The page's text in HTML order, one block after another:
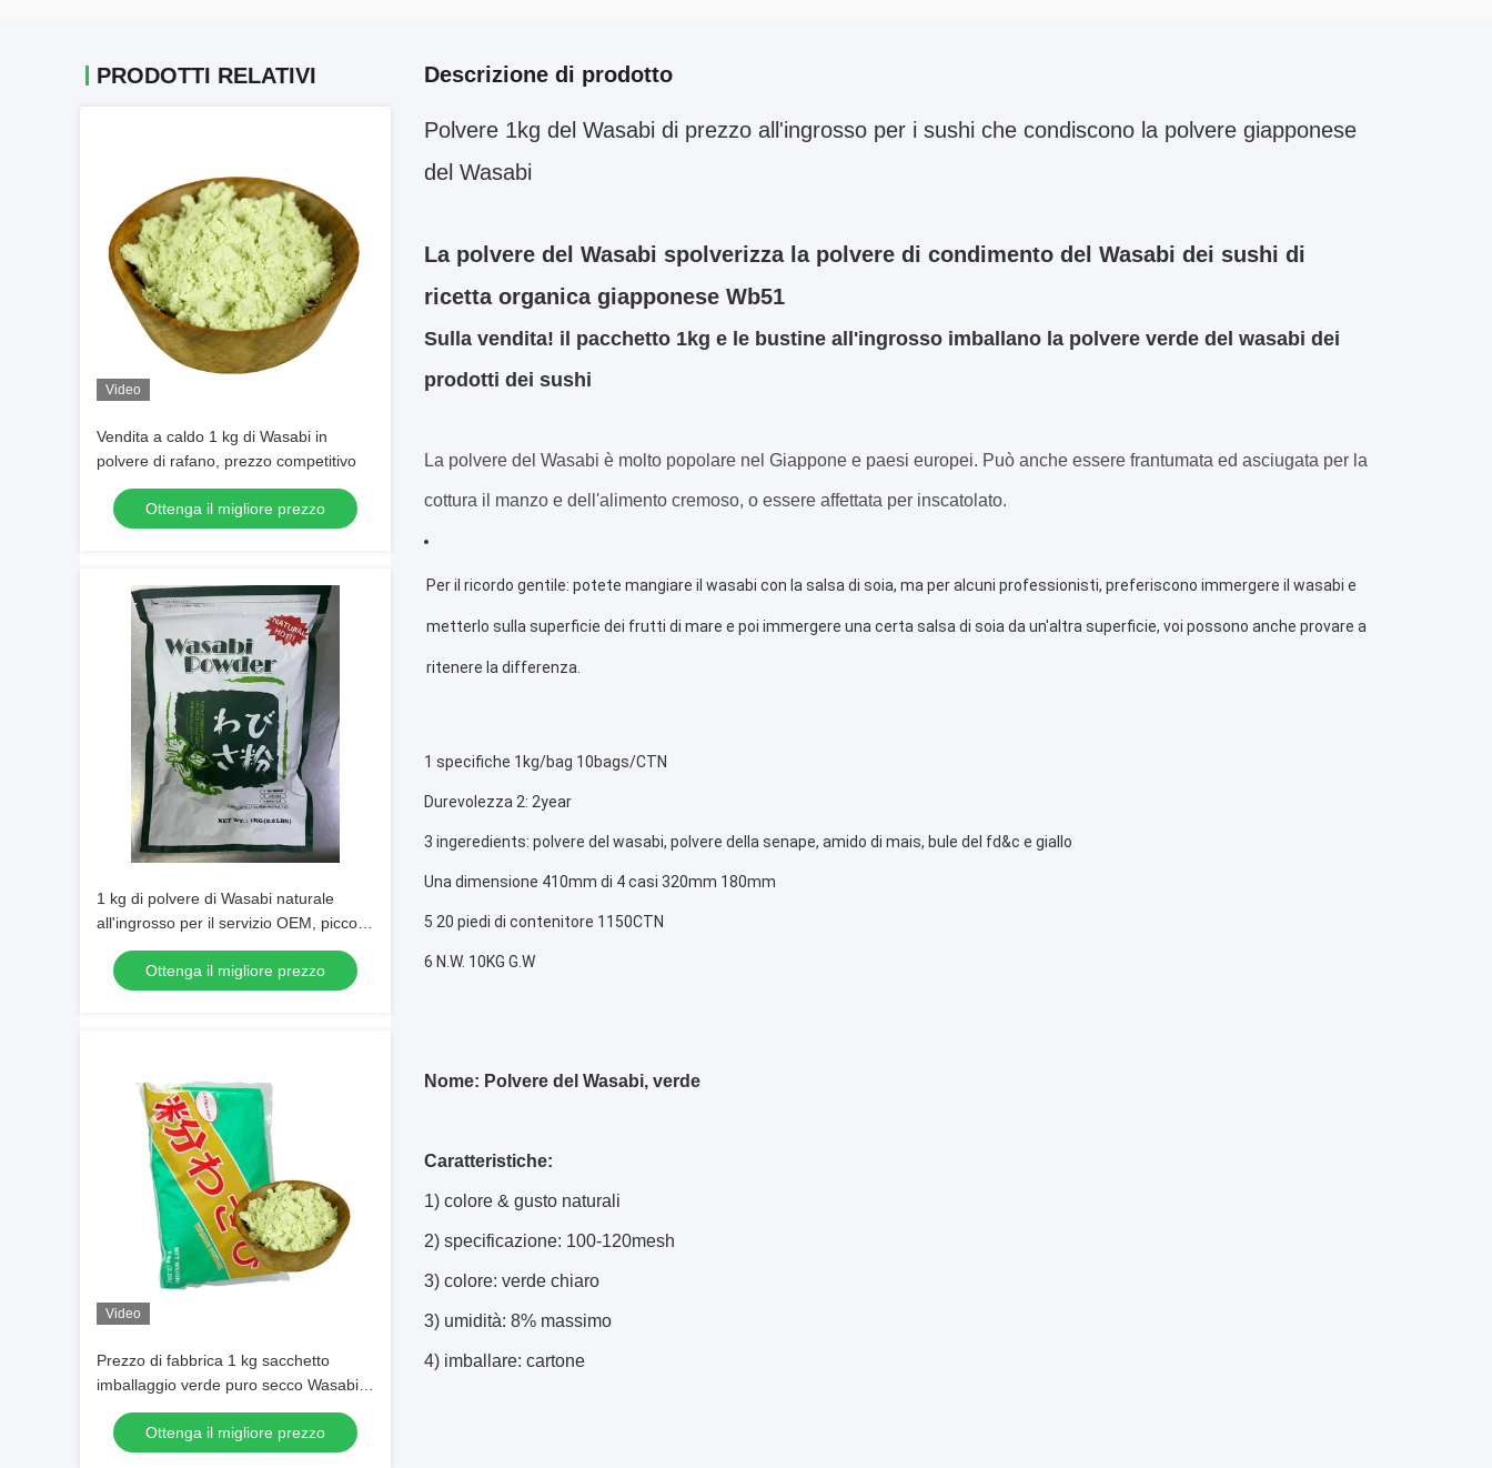
PRODOTTI RELATIVI
Video
Vendita a caldo 1 kg di Wasabi in
polvere di rafano, prezzo competitivo
Ottenga il migliore prezzo
1 kg di polvere di Wasabi naturale
all'ingrosso per il servizio OEM, piccolo
ordine accettabile
Ottenga il migliore prezzo
Video
Prezzo di fabbrica 1 kg sacchetto
imballaggio verde puro secco Wasabi
polvere 100 mesh
Ottenga il migliore prezzo
Descrizione di prodotto
Polvere 1kg del Wasabi di prezzo all'ingrosso per i sushi che condiscono la polvere giapponese
del Wasabi
La polvere del Wasabi spolverizza la polvere di condimento del Wasabi dei sushi di
ricetta organica giapponese Wb51
Sulla vendita! il pacchetto 1kg e le bustine all'ingrosso imballano la polvere verde del wasabi dei
prodotti dei sushi
La polvere del Wasabi è molto popolare nel Giappone e paesi europei. Può anche essere frantumata ed asciugata per la
cottura il manzo e dell'alimento cremoso, o essere affettata per inscatolato.
Per il ricordo gentile: potete mangiare il wasabi con la salsa di soia, ma per alcuni professionisti, preferiscono immergere il wasabi e
metterlo sulla superficie dei frutti di mare e poi immergere una certa salsa di soia da un'altra superficie, voi possono anche provare a
ritenere la differenza.
1 specifiche 1kg/bag 10bags/CTN
Durevolezza 2: 2year
3 ingeredients: polvere del wasabi, polvere della senape, amido di mais, bule del fd&c e giallo
Una dimensione 410mm di 4 casi 320mm 180mm
5 20 piedi di contenitore 1150CTN
6 N.W. 10KG G.W
Nome: Polvere del Wasabi, verde
Caratteristiche:
1) colore & gusto naturali
2) specificazione: 100-120mesh
3) colore: verde chiaro
3) umidità: 8% massimo
4) imballare: cartone